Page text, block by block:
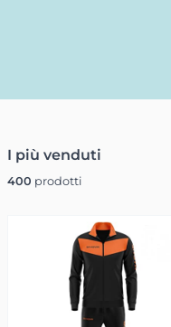
I più venduti
400 prodotti